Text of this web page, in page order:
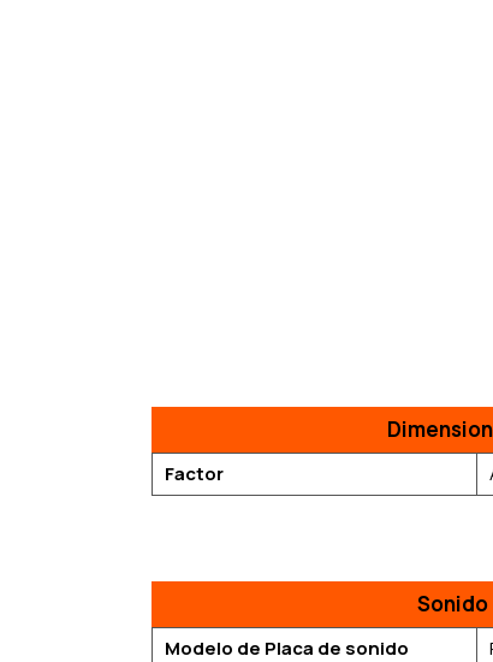
Factor
Sonido
Modelo de Placa de sonido